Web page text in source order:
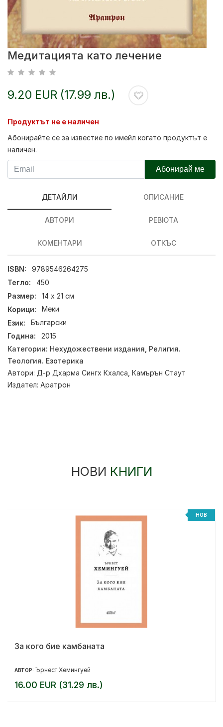
Медитацията като лечение
9.20 EUR (17.99 лв.)
Продуктът не е наличен
Абонирайте се за известие по имейл когато продуктът е
наличен.
Абонирай ме
ДЕТАЙЛИ ОПИСАНИЕ
АВТОРИ РЕВЮТА
КОМЕНТАРИ ОТКЪС
ISBN:
9789546264275
Тегло:
450
Размер:
14 х 21 см
Корици:
Меки
Език:
Български
Година:
2015
Категории: Нехудожествени издания Религия.
Теология. Езотерика
Автори: Д-р Дхарма Сингх Кхалса Камърън Стаут
Издател: Аратрон
НОВИ КНИГИ
НОВ
За кого бие камбаната
АВТОР: Ърнест Хемингуей
16.00 EUR (31.29 лв.)